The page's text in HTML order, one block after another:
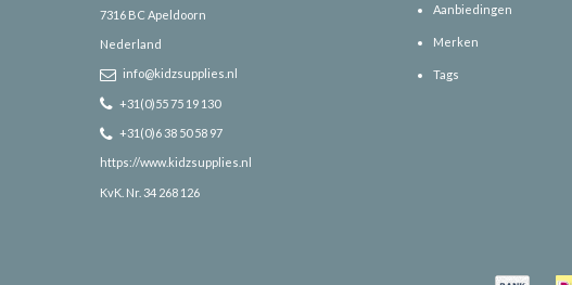
7316 BC Apeldoorn
Nederland
info@kidzsupplies.nl
+31(0)55 75 19 130
+31(0)6 38 50 58 97
https://www.kidzsupplies.nl
KvK. Nr. 34 268 126
Aanbiedingen
Merken
Tags